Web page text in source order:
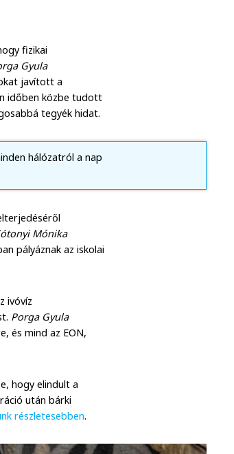
fizikai
Gyula
javított a
időben közbe tudott
tegyék hidat.
hálózatról a nap
Mónika
pályáznak az iskolai
ivóvíz
Porga Gyula
és mind az EON,
hogy elindult a
után bárki
részletesebben.